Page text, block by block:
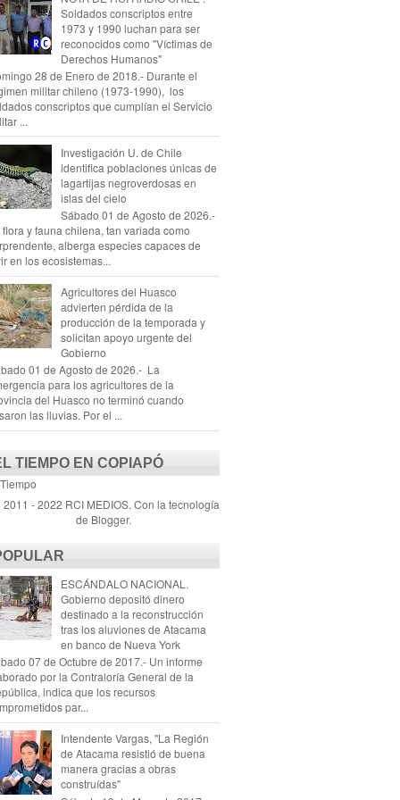
Soldados conscriptos entre
1973 y 1990 luchan para ser
reconocidos como "Víctimas de
Derechos Humanos"
28 de Enero de 2018.- Durante el
militar chileno (1973-1990), los
conscriptos que cumplían el Servicio
...
Investigación U. de Chile
identifica poblaciones únicas de
lagartijas negroverdosas en
islas del cielo
Sábado 01 de Agosto de 2026.-
flora y fauna chilena, tan variada como
alberga especies capaces de
en los ecosistemas...
Agricultores del Huasco
advierten pérdida de la
producción de la temporada y
solicitan apoyo urgente del
Gobierno
01 de Agosto de 2026.- La
para los agricultores de la
del Huasco no terminó cuando
las lluvias. Por el ...
TIEMPO EN COPIAPÓ
2011 - 2022 RCI MEDIOS. Con la tecnología
de Blogger.
ESCÁNDALO NACIONAL.
Gobierno depositó dinero
destinado a la reconstrucción
tras los aluviones de Atacama
en banco de Nueva York
07 de Octubre de 2017.- Un informe
por la Contraloría General de la
indica que los recursos
par...
Intendente Vargas, "La Región
de Atacama resistió de buena
manera gracias a obras
construídas"